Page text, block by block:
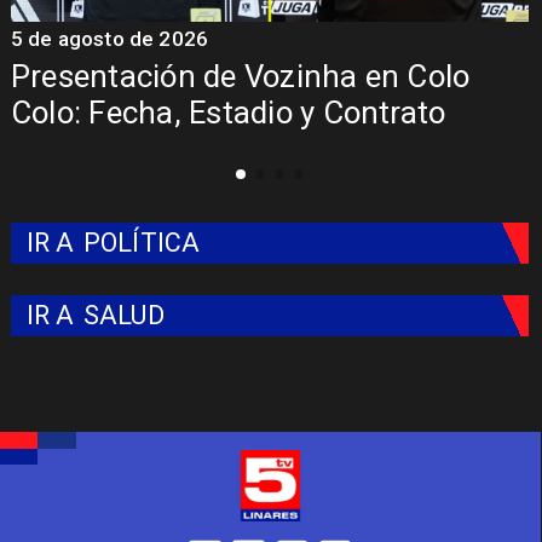
La Roja enfrentará a los anfitriones
del Mundial 2026
5 de agosto de 2026
IR A POLÍTICA
IR A SALUD